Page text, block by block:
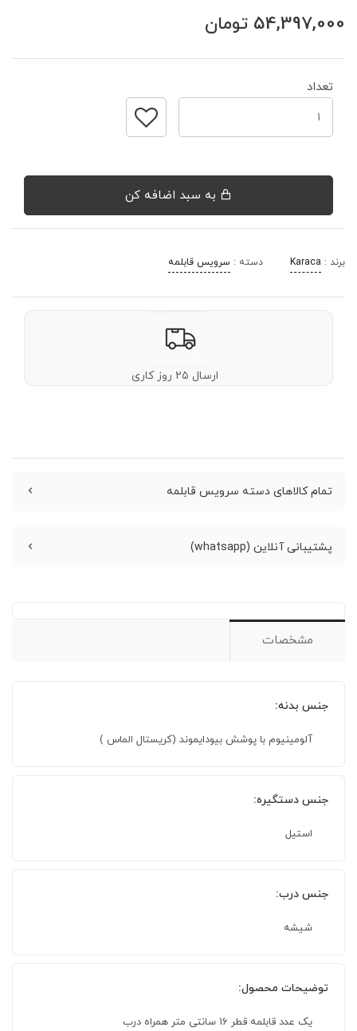
54,397,000 تومان
تعداد
برند : Karaca دسته : سرویس قابلمه
ارسال ۲۵ روز کاری
تمام کالاهای دسته سرویس قابلمه
پشتیبانی آنلاین (whatsapp)
مشخصات
جنس بدنه:
آلومینیوم با پوشش بیودایموند (کریستال الماس )
جنس دستگیره:
استیل
جنس درب:
شیشه
توضیحات محصول:
یک عدد قابلمه قطر 16 سانتی متر همراه درب